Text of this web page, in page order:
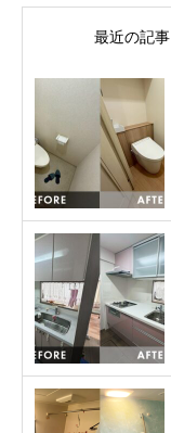
最近の記事